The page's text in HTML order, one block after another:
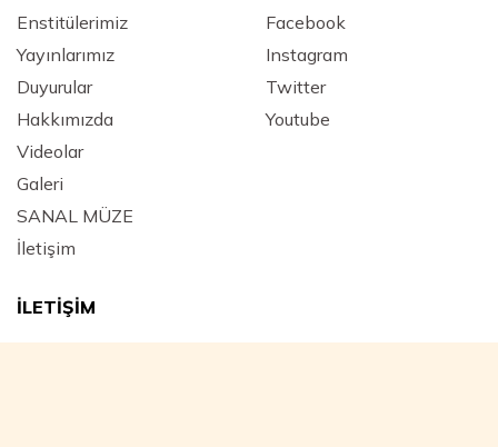
Enstitülerimiz
Yayınlarımız
Duyurular
Hakkımızda
Videolar
Galeri
SANAL MÜZE
İletişim
Facebook
Instagram
Twitter
Youtube
İLETİŞİM